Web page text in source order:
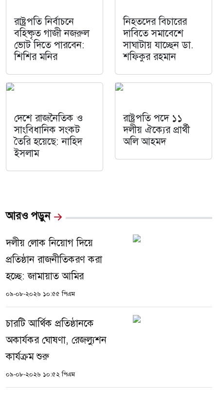
রাষ্ট্রপতি নির্বাচনে
বহিষ্কৃত গাজী নজরুল
ভোট দিতে পারবেন:
শিশির মনির
নিহতদের বিচারের
দাবিতে সমাবেশে
সাঘাটায় যাচ্ছেন ডা.
শফিকুর রহমান
দেশে রাজনৈতিক ও
সাংবিধানিক সংকট
তৈরি হয়েছে: নাহিদ
ইসলাম
রাষ্ট্রপতি পদে ১১
দলীয় ঐক্যের প্রার্থী
অলি আহমদ
আরও পড়ুন
দলীয় লোক নিয়োগ দিয়ে
প্রতিষ্ঠান রাজনীতিকরণ করা
হচ্ছে: জামায়াত আমির
০৯-০৮-২০২৬ ১০:৫৫ পিএম
চারটি আর্থিক প্রতিষ্ঠানকে
অকার্যকর ঘোষণা, রেজল্যুশন
কার্যক্রম শুরু
০৯-০৮-২০২৬ ১০:৫২ পিএম